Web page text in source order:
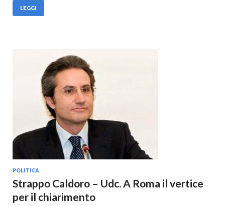
LEGGI
POLITICA
Strappo Caldoro – Udc. A Roma il vertice
per il chiarimento